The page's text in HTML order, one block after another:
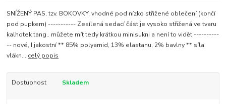
SNÍŽENÝ PAS, tzv. BOKOVKY, vhodné pod nízko střižené oblečení (končí
pod pupkem) ----------- Zesílená sedací část je vysoko střižená ve tvaru
kalhotek tang.. můžete mít tedy krátkou minisukni a není to vidět ----------
-- nové, I jakostní ** 85% polyamid, 13% elastanu, 2% bavlny ** síla
vlákn... celý popis
Dostupnost Skladem